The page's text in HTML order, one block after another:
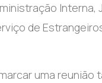
de
uma